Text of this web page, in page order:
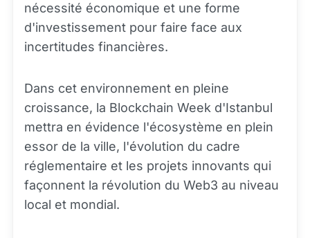
nécessité économique et une forme
d'investissement pour faire face aux
incertitudes financières.
Dans cet environnement en pleine
croissance, la Blockchain Week d'Istanbul
mettra en évidence l'écosystème en plein
essor de la ville, l'évolution du cadre
réglementaire et les projets innovants qui
façonnent la révolution du Web3 au niveau
local et mondial.